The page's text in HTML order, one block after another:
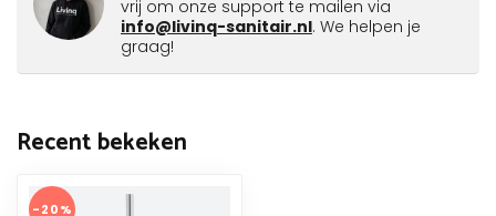
vrij om onze support te mailen via
info@livinq-sanitair.nl. We helpen je
graag!
Recent bekeken
-20%